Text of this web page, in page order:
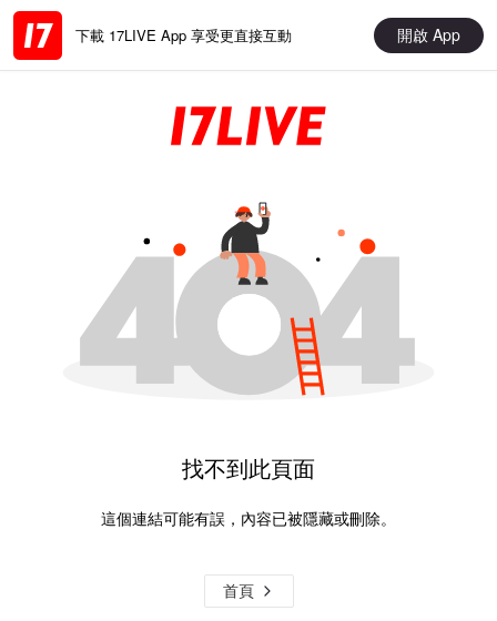
下載 17LIVE App 享受更直接互動 開啟 App
找不到此頁面
這個連結可能有誤，內容已被隱藏或刪除。
首頁